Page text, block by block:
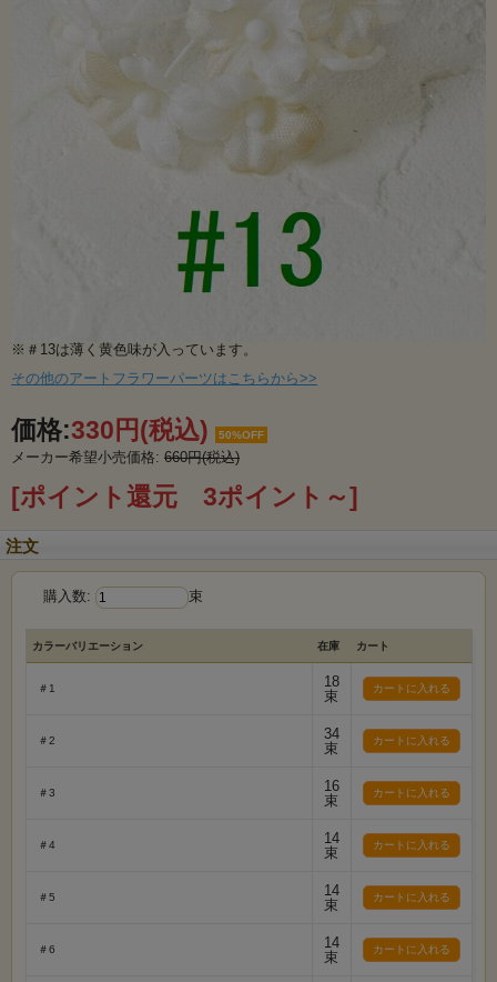
※＃13は薄く黄色味が入っています。
その他のアートフラワーパーツはこちらから>>
価格:330円(税込) 50%OFF
メーカー希望小売価格: 660円(税込)
[ポイント還元 3ポイント～]
注文
購入数: 束
カラーバリエーション 在庫 カート
＃1
18
束
＃2
34
束
＃3
16
束
＃4
14
束
＃5
14
束
＃6
14
束